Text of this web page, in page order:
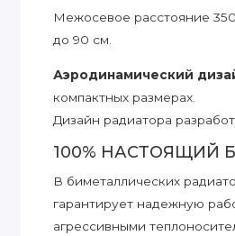
Межосевое расстояние
до 90 см.
Аэродинамический
компактных размерах.
Дизайн радиатора
100% НАСТОЯЩИЙ
В биметаллических
гарантирует надежную
агрессивными